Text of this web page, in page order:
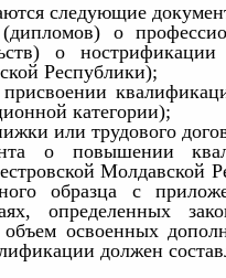
следующие
о
о
Республики);
категории);
или трудового
о повышении
образца с
определенных
освоенных
должен